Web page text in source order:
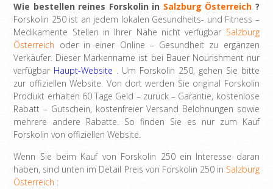
Wie bestellen reines Forskolin in Salzburg Österreich ?
Forskolin 250 ist an jedem lokalen Gesundheits- und Fitness –
Medikamente Stellen in Ihrer Nähe nicht verfügbar Salzburg
Österreich oder in einer Online – Gesundheit zu ergänzen
Verkäufer. Dieser Markenname ist bei Bauer Nourishment nur
verfügbar Haupt-Website . Um Forskolin 250, gehen Sie bitte
zur offiziellen Website. Von dort werden Sie original Forskolin
Produkt erhalten 60 Tage Geld – zurück – Garantie, kostenlose
Rabatt – Gutschein, kostenfreier Versand Belohnungen sowie
mehrere andere Rabatte. So finden Sie es nur zum Kauf
Forskolin von offiziellen Website.
Wenn Sie beim Kauf von Forskolin 250 ein Interesse daran
haben, sind unten im Detail Preis von Forskolin 250 in Salzburg
Österreich :